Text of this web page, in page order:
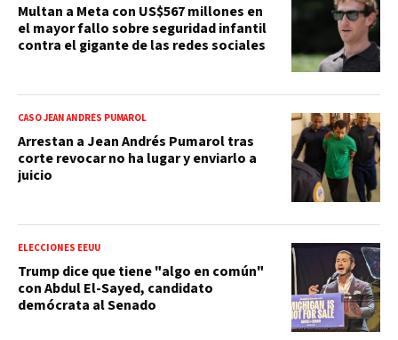
Multan a Meta con US$567 millones en
el mayor fallo sobre seguridad infantil
contra el gigante de las redes sociales
CASO JEAN ANDRÉS PUMAROL
Arrestan a Jean Andrés Pumarol tras
corte revocar no ha lugar y enviarlo a
juicio
ELECCIONES EEUU
Trump dice que tiene "algo en común"
con Abdul El-Sayed, candidato
demócrata al Senado